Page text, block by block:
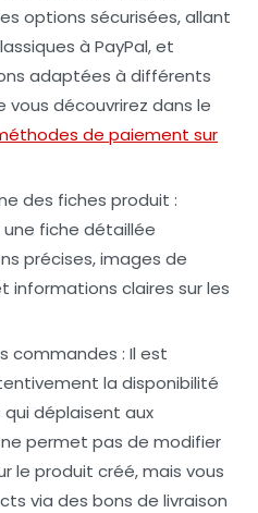
options sécurisées, allant
à PayPal, et
adaptées à différents
vous découvrirez dans le
de paiement sur
des fiches produit :
fiche détaillée
précises, images de
informations claires sur les
commandes : Il est
la disponibilité
déplaisent aux
permet pas de modifier
le produit créé, mais vous
via des bons de livraison